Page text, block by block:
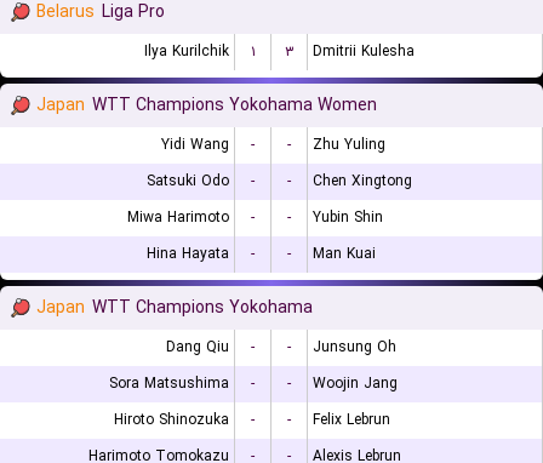
Belarus Liga Pro
Ilya Kurilchik ۱ ۳ Dmitrii Kulesha
Japan WTT Champions Yokohama Women
Yidi Wang - -
Zhu Yuling
Satsuki Odo
- -
Chen Xingtong
Miwa Harimoto
- -
Yubin Shin
Hina Hayata
- - Man Kuai
Japan WTT Champions Yokohama
Dang Qiu - -
Junsung Oh
Sora Matsushima
- -
Woojin Jang
Hiroto Shinozuka
- -
Felix Lebrun
Harimoto Tomokazu
- - Alexis Lebrun